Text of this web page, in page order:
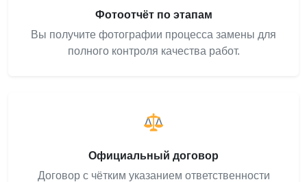
Фотоотчёт по этапам
Вы получите фотографии процесса замены для
полного контроля качества работ.
Официальный договор
Договор с чётким указанием ответственности